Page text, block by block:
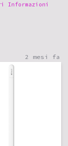
Informazioni
2 mesi fa